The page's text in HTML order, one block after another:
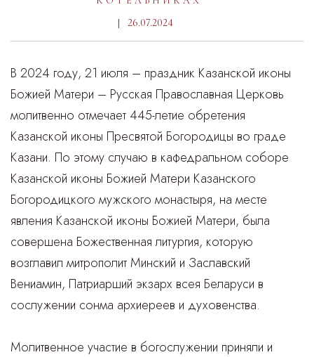
26.07.2024
В 2024 году, 21 июля – праздник Казанской иконы
Божией Матери – Русская Православная Церковь
молитвенно отмечает 445-летие обретения
Казанской иконы Пресвятой Богородицы во граде
Казани. По этому случаю в кафедральном соборе
Казанской иконы Божией Матери Казанского
Богородицкого мужского монастыря, на месте
явления Казанской иконы Божией Матери, была
совершена Божественная литургия, которую
возглавил митрополит Минский и Заславский
Вениамин, Патриарший экзарх всея Беларуси в
сослужении сонма архиереев и духовенства.
Молитвенное участие в богослужении приняли и